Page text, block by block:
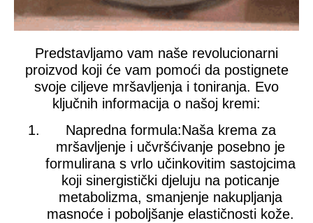
Predstavljamo vam naše revolucionarni
proizvod koji će vam pomoći da postignete
svoje ciljeve mršavljenja i toniranja. Evo
ključnih informacija o našoj kremi:
Napredna formula:Naša krema za
mršavljenje i učvršćivanje posebno je
formulirana s vrlo učinkovitim sastojcima
koji sinergistički djeluju na poticanje
metabolizma, smanjenje nakupljanja
masnoće i poboljšanje elastičnosti kože.